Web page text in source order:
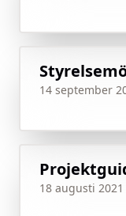
14 september
18 augusti 2021